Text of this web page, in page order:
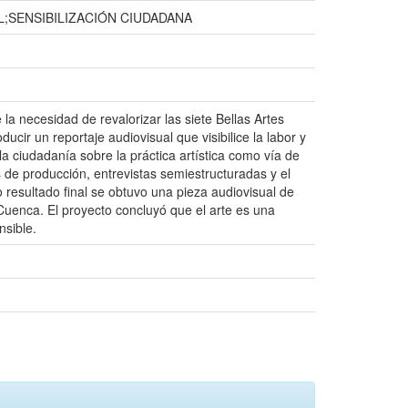
CIUDADANA
necesidad de revalorizar las siete Bellas Artes
un reportaje audiovisual que visibilice la labor y
ciudadanía sobre la práctica artística como vía de
producción, entrevistas semiestructuradas y el
final se obtuvo una pieza audiovisual de
El proyecto concluyó que el arte es una